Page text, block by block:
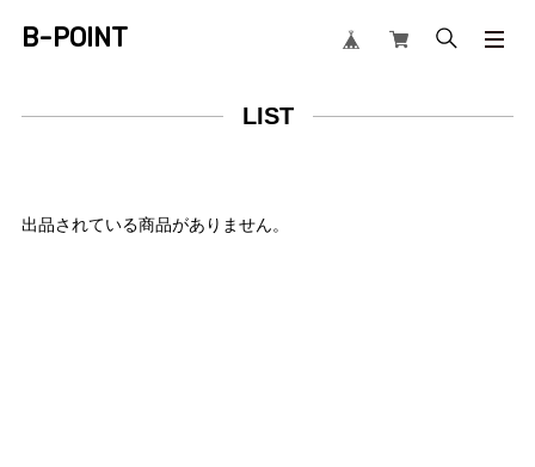
B-POINT
LIST
出品されている商品がありません。